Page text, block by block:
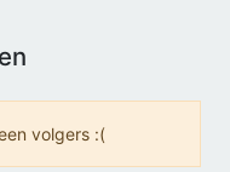
volgers :(